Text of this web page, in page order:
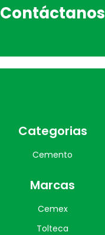
Contáctanos
Categorias
Cemento
Marcas
Cemex
Tolteca